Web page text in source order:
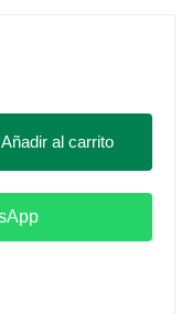
Añadir al carrito